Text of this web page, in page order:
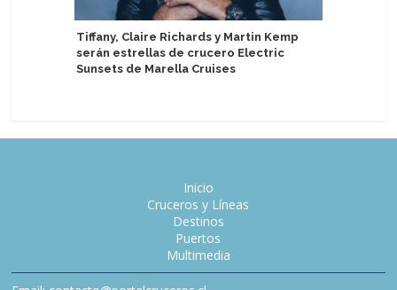
Tiffany, Claire Richards y Martin Kemp
serán estrellas de crucero Electric
Sunsets de Marella Cruises
Inicio
Cruceros y Líneas
Destinos
Puertos
Multimedia